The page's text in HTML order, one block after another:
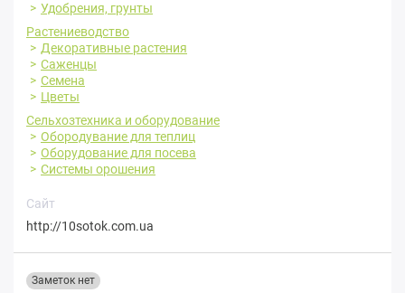
Удобрения, грунты
Растениеводство
Декоративные растения
Саженцы
Семена
Цветы
Сельхозтехника и оборудование
Обородувание для теплиц
Оборудование для посева
Системы орошения
Сайт
http://10sotok.com.ua
Заметок нет